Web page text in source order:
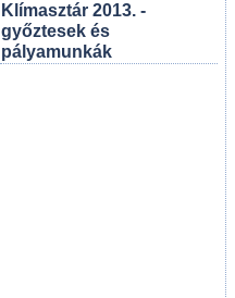
Klímasztár 2013. -
győztesek és
pályamunkák